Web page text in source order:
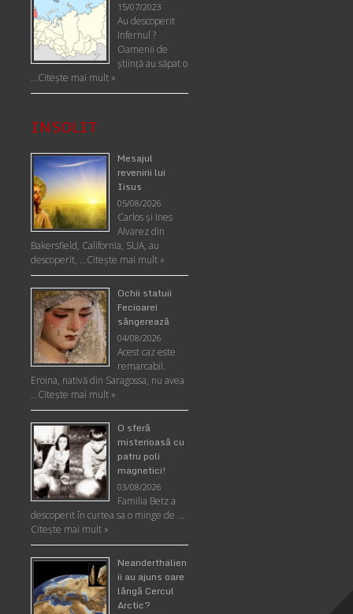
15/07/2023
Au descoperit
Infernul ?
Oamenii de
ştiinţă au săpat o
…Citește mai mult »
INSOLIT
Mesajul
revenirii lui
Iisus
05/08/2026
Carlos şi Ines
Alvarez din
Bakersfield, California, SUA, au
descoperit, …Citeşte mai mult »
Ochii statuii
Fecioarei
sângerează
04/08/2026
Acest caz este
remarcabil.
Eroina, nativă din Saragossa, nu avea
…Citeşte mai mult »
O sferă
misterioasă cu
patru poli
magnetici!
03/08/2026
Familia Betz a
descoperit în curtea sa o minge de …
Citeşte mai mult »
Neanderthalien
ii au ajuns oare
lângă Cercul
Arctic?